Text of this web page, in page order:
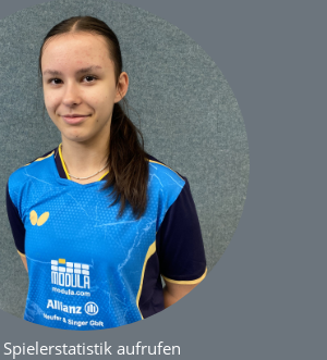
Spielerstatistik aufrufen